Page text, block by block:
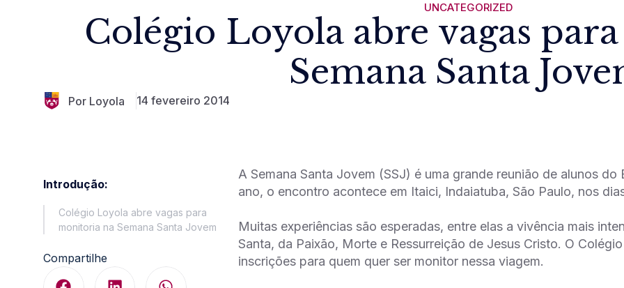
Pedagogia Inaciana Documentos Institucionais
Ver
UNCATEGORIZED
Colégio Loyola abre vagas
Semana Santa
Por Loyola 14 fevereiro 2014
Introdução:
Colégio Loyola abre vagas para
monitoria na Semana Santa Jovem
Compartilhe
A Semana Santa Jovem (SSJ) é uma grande reunião de alunos
ano, o encontro acontece em Itaici, Indaiatuba, São Paulo, nos dias
Muitas experiências são esperadas, entre elas a vivência mais
Santa, da Paixão, Morte e Ressurreição de Jesus Cristo. O
inscrições para quem quer ser monitor nessa viagem.